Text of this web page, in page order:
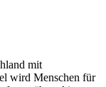
mit
wird Menschen für